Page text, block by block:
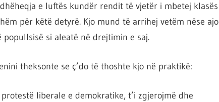
e luftës kundër rendit të vjetër i mbetej klasës
për këtë detyrë. Kjo mund të arrihej vetëm nëse ajo
si aleatë në drejtimin e saj.
theksonte se ç’do të thoshte kjo në praktikë:
liberale e demokratike, t’i zgjerojmë dhe